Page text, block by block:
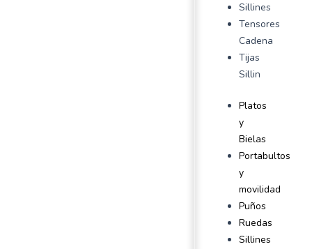
Sillines
Tensores
Cadena
Tijas
Sillin
Platos
y
Bielas
Portabultos
y
movilidad
Puños
Ruedas
Sillines